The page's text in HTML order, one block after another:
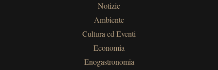
Notizie
Ambiente
Cultura ed Eventi
Economia
Enogastronomia